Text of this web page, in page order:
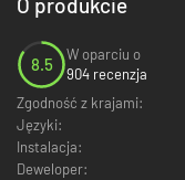
8.5
W oparciu o
904 recenzja
Zgodność z krajami:
Języki:
Instalacja:
Deweloper: